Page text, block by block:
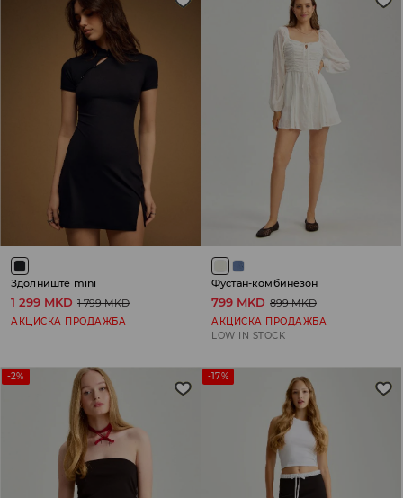
Здолниште mini
1 299 MKD 1 799 MKD
АКЦИСКА ПРОДАЖБА
Фустан-комбинезон
799 MKD 899 MKD
АКЦИСКА ПРОДАЖБА
LOW IN STOCK
-2% -17%